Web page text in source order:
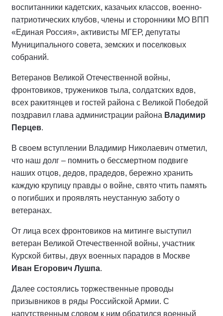
воспитанники кадетских, казачьих классов, военно-
патриотических клубов, члены и сторонники МО ВПП
«Единая Россия», активисты МГЕР, депутаты
Муниципального совета, земских и поселковых
собраний.
Ветеранов Великой Отечественной войны,
фронтовиков, тружеников тыла, солдатских вдов,
всех ракитянцев и гостей района с Великой Победой
поздравил глава администрации района Владимир
Перцев.
В своем вступлении Владимир Николаевич отметил,
что наш долг – помнить о бессмертном подвиге
наших отцов, дедов, прадедов, бережно хранить
каждую крупицу правды о войне, свято чтить память
о погибших и проявлять неустанную заботу о
ветеранах.
От лица всех фронтовиков на митинге выступил
ветеран Великой Отечественной войны, участник
Курской битвы, двух военных парадов в Москве
Иван Егорович Лушпа.
Далее состоялись торжественные проводы
призывников в ряды Российской Армии. С
напутственным словом к ним обратился военный